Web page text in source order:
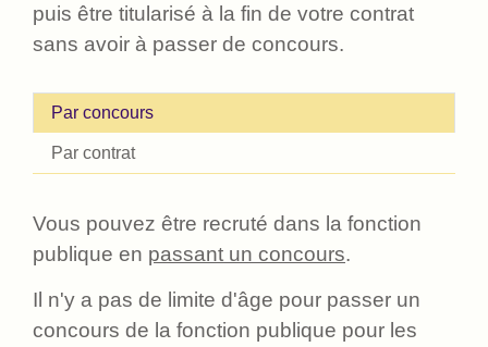
puis être titularisé à la fin de votre contrat
sans avoir à passer de concours.
Par concours
Par contrat
Vous pouvez être recruté dans la fonction
publique en passant un concours.
Il n'y a pas de limite d'âge pour passer un
concours de la fonction publique pour les